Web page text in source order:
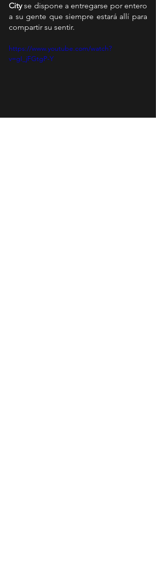
City se dispone a entregarse por entero
a su gente que siempre estará allí para
compartir su sentir.
https://www.youtube.com/watch?
v=gI_jFGtgP-Y